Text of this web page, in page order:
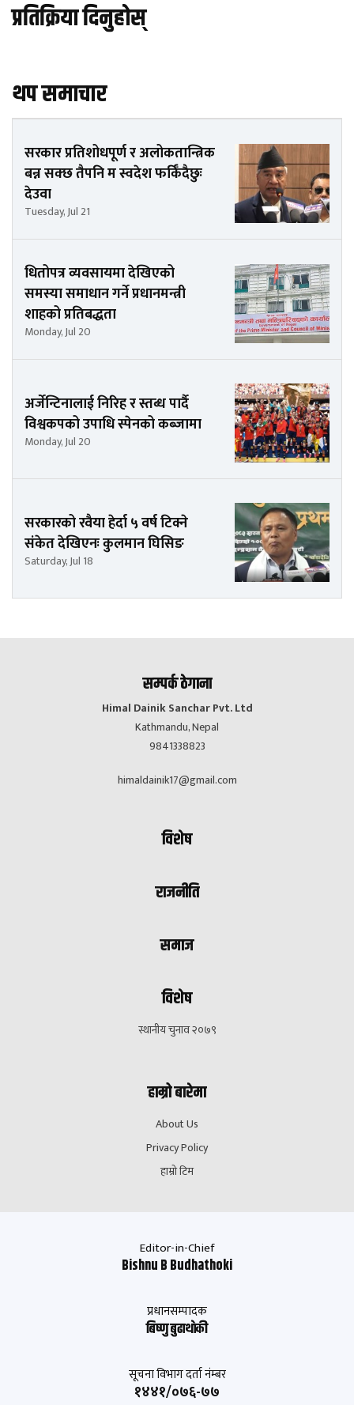
प्रतिक्रिया दिनुहोस्
थप समाचार
सरकार प्रतिशोधपूर्ण र अलोकतान्त्रिक
बन्न सक्छ तैपनि म स्वदेश फर्किँदैछुः
देउवा
Tuesday, Jul 21
धितोपत्र व्यवसायमा देखिएको
समस्या समाधान गर्ने प्रधानमन्त्री
शाहको प्रतिबद्धता
Monday, Jul 20
अर्जेन्टिनालाई निरिह र स्तब्ध पार्दै
विश्वकपको उपाधि स्पेनको कब्जामा
Monday, Jul 20
सरकारको रवैया हेर्दा ५ वर्ष टिक्ने
संकेत देखिएनः कुलमान घिसिङ
Saturday, Jul 18
सम्पर्क ठेगाना
Himal Dainik Sanchar Pvt. Ltd
Kathmandu, Nepal
9841338823
himaldainik17@gmail.com
विशेष
राजनीति
समाज
विशेष
स्थानीय चुनाव २०७९
हाम्रो बारेमा
About Us
Privacy Policy
हाम्रो टिम
Editor-in-Chief
Bishnu B Budhathoki
प्रधानसम्पादक
बिष्णु बुढाथाेकी
सूचना विभाग दर्ता नंम्बर
१४४१/०७६-७७